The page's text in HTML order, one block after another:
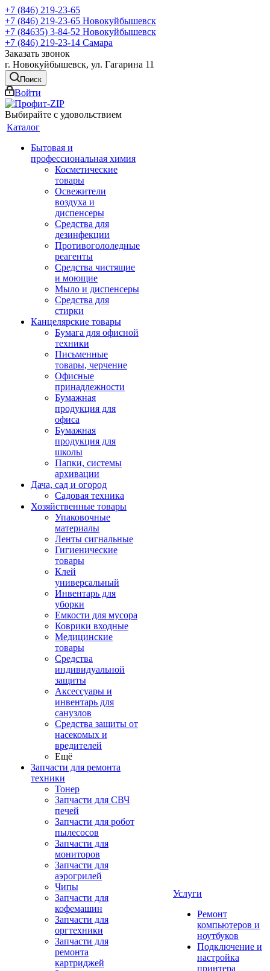
+7 (846) 219-23-65
+7 (846) 219-23-65 Новокуйбышевск
+7 (84635) 3-84-52 Новокуйбышевск
+7 (846) 219-23-14 Самара
Заказать звонок
г. Новокуйбышевск, ул. Гагарина 11
Поиск
Войти
Выбирайте с удовольствием
Каталог
Бытовая и
профессиональная химия
Косметические
товары
Освежители
воздуха и
диспенсеры
Средства для
дезинфекции
Противогололедные
реагенты
Средства чистящие
и моющие
Мыло и диспенсеры
Средства для
стирки
Канцелярские товары
Бумага для офисной
техники
Письменные
товары, черчение
Офисные
принадлежности
Бумажная
продукция для
офиса
Бумажная
продукция для
школы
Папки, системы
архивации
Дача, сад и огород
Садовая техника
Хозяйственные товары
Упаковочные
материалы
Ленты сигнальные
Гигиенические
товары
Клей
универсальный
Инвентарь для
уборки
Емкости для мусора
Коврики входные
Медицинские
товары
Средства
индивидуальной
защиты
Аксессуары и
инвентарь для
санузлов
Средства защиты от
насекомых и
вредителей
Ещё
Запчасти для ремонта
техники
Тонер
Запчасти для СВЧ
печей
Запчасти для робот
пылесосов
Запчасти для
мониторов
Запчасти для
аэрогрилей
Чипы
Запчасти для
кофемашин
Запчасти для
оргтехники
Запчасти для
ремонта
картриджей
Услуги
Ремонт
компьютеров и
ноутбуков
Подключение и
настройка
принтера